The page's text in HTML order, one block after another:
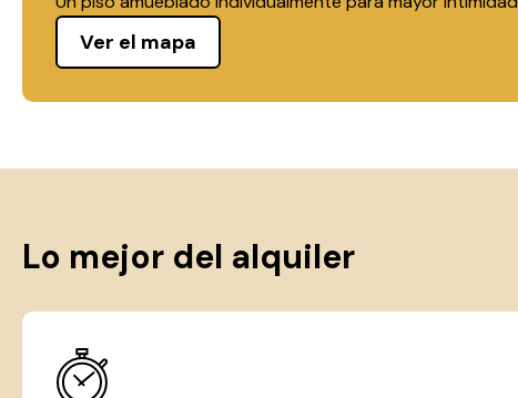
Ver el mapa
Lo mejor del alquiler